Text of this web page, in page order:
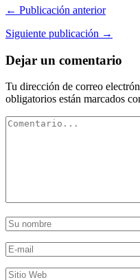
← Publicación anterior
Siguiente publicación →
Dejar un comentario
Tu dirección de correo
obligatorios están marcados